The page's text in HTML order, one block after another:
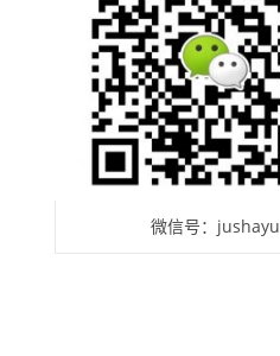
微信号：jushayu